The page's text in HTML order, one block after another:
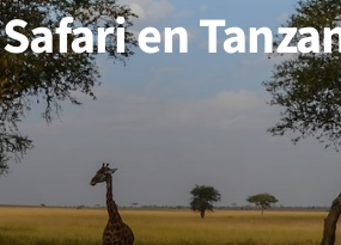
Safari en